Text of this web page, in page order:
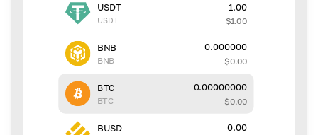
USDT
USDT
1.00
$1.00
BNB
BNB
0.000000
$0.00
BTC
BTC
0.00000000
$0.00
BUSD 0.00